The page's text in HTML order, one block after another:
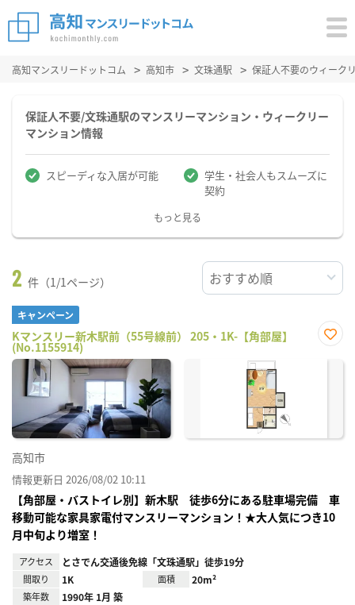
高知マンスリードットコム 高知市 文珠通駅 保証人不要のウィーク
保証人不要/文珠通駅のマンスリーマンション・ウィークリー
マンション情報
スピーディな入居が可能
学生・社会人もスムーズに
契約
もっと見る
2 件（1/1ページ）
キャンペーン
Kマンスリー新木駅前（55号線前） 205・1K-【角部屋】
(No.1155914)
に入
高知市
情報更新日 2026/08/02 10:11
【角部屋・バストイレ別】新木駅 徒歩6分にある駐車場完備 車
移動可能な家具家電付マンスリーマンション！★大人気につき10
月中旬より増室！
アクセス とさでん交通後免線「文珠通駅」徒歩19分
間取り 1K 面積 20m²
築年数 1990年 1月 築